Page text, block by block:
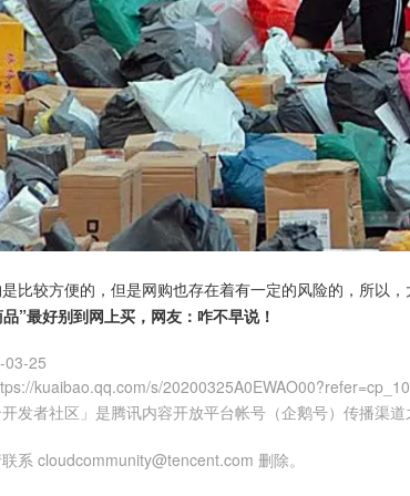
比较方便的，但是网购也存在着有一定的风险的，所以
”最好别到网上买，网友：咋不早说！
03-25
kuaibao.qq.com/s/
发者社区」是腾讯内容开放平台帐号（企鹅号）传播渠
系 cloudcommunity@tencent.com 删除。